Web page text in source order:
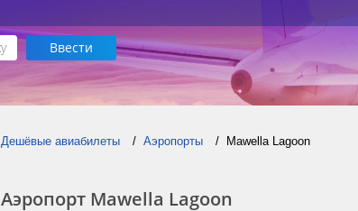
Дешёвые авиабилеты Аэропорты Mawella Lagoon
Аэропорт Mawella Lagoon